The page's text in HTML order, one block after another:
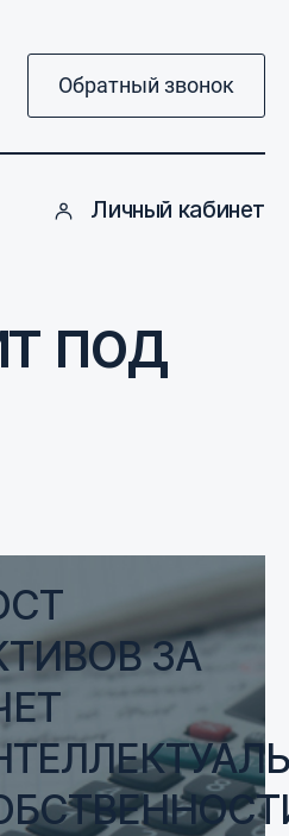
Обратный звонок
Личный кабинет
под
ЗА